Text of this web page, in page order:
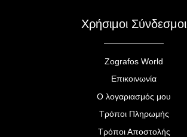
Χρήσιμοι Σύνδεσμοι
Zografos World
Επικοινωνία
Ο λογαριασμός μου
Τρόποι Πληρωμής
Τρόποι Αποστολής